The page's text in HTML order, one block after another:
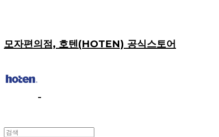
모자편의점, 호텐(HOTEN) 공식스토어